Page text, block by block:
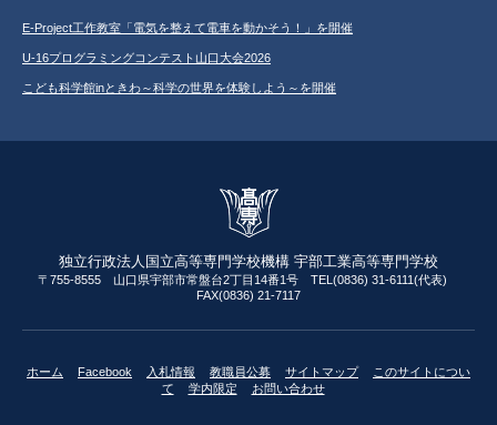
E-Project工作教室「電気を整えて電車を動かそう！」を開催
U-16プログラミングコンテスト山口大会2026
こども科学館inときわ～科学の世界を体験しよう～を開催
独立行政法人国立高等専門学校機構 宇部工業高等専門学校
〒755-8555 山口県宇部市常盤台2丁目14番1号 TEL(0836) 31-6111(代表)
FAX(0836) 21-7117
ホーム Facebook 入札情報 教職員公募 サイトマップ
このサイトについ
て
学内限定 お問い合わせ